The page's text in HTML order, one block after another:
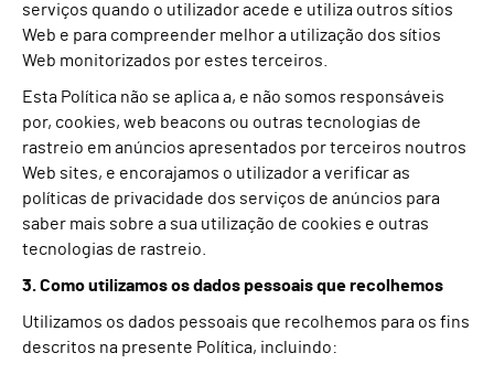
serviços quando o utilizador acede e utiliza outros sítios
Web e para compreender melhor a utilização dos sítios
Web monitorizados por estes terceiros.
Esta Política não se aplica a, e não somos responsáveis
por, cookies, web beacons ou outras tecnologias de
rastreio em anúncios apresentados por terceiros noutros
Web sites, e encorajamos o utilizador a verificar as
políticas de privacidade dos serviços de anúncios para
saber mais sobre a sua utilização de cookies e outras
tecnologias de rastreio.
3. Como utilizamos os dados pessoais que recolhemos
Utilizamos os dados pessoais que recolhemos para os fins
descritos na presente Política, incluindo: